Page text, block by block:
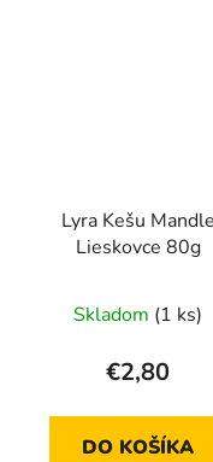
Lyra Kešu Mandle
Lieskovce 80g
Skladom (1 ks)
€2,80
DO KOŠÍKA